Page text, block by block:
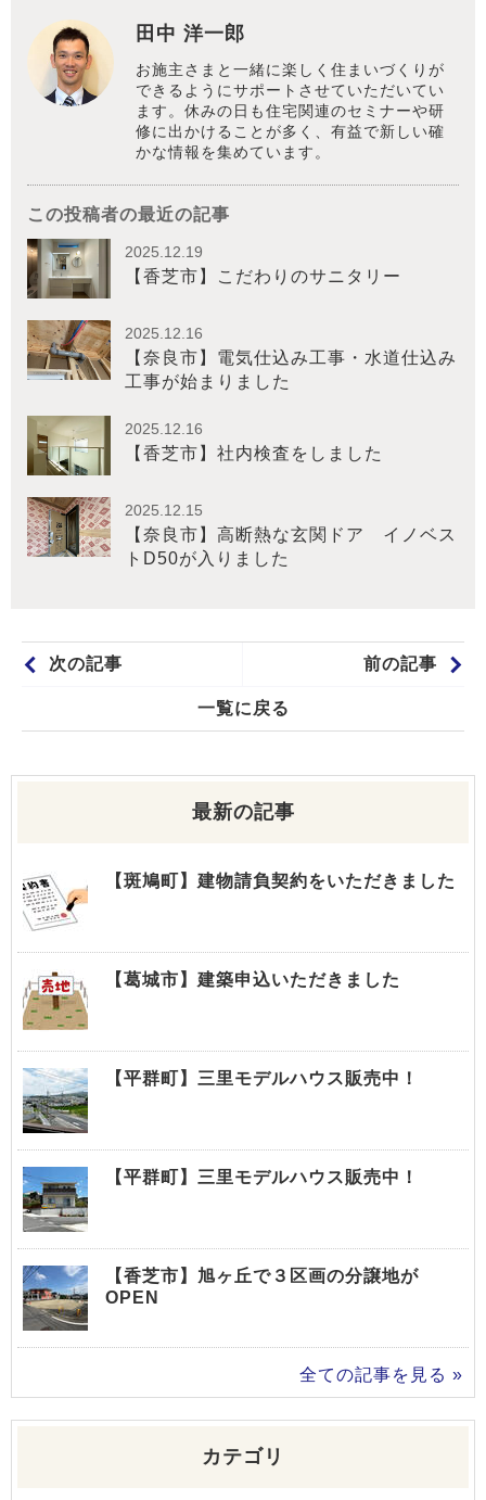
田中 洋一郎
お施主さまと一緒に楽しく住まいづくりが
できるようにサポートさせていただいてい
ます。休みの日も住宅関連のセミナーや研
修に出かけることが多く、有益で新しい確
かな情報を集めています。
この投稿者の最近の記事
2025.12.19
【香芝市】こだわりのサニタリー
2025.12.16
【奈良市】電気仕込み工事・水道仕込み
工事が始まりました
2025.12.16
【香芝市】社内検査をしました
2025.12.15
【奈良市】高断熱な玄関ドア イノベス
トD50が入りました
次の記事 前の記事
一覧に戻る
最新の記事
【斑鳩町】建物請負契約をいただきました
【葛城市】建築申込いただきました
【平群町】三里モデルハウス販売中！
【平群町】三里モデルハウス販売中！
【香芝市】旭ヶ丘で３区画の分譲地が
OPEN
全ての記事を見る »
カテゴリ